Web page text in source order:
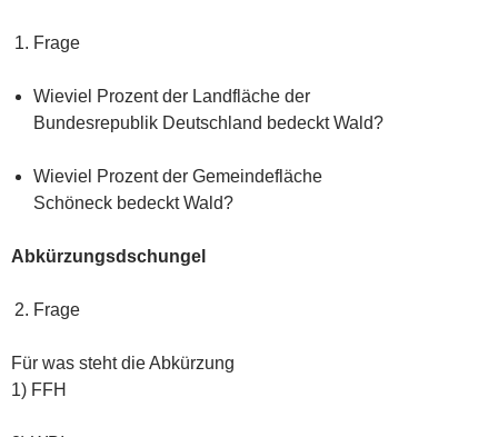
Frage
Wieviel Prozent der Landfläche der
Bundesrepublik Deutschland bedeckt Wald?
Wieviel Prozent der Gemeindefläche
Schöneck bedeckt Wald?
Abkürzungsdschungel
Frage
Für was steht die Abkürzung
1) FFH